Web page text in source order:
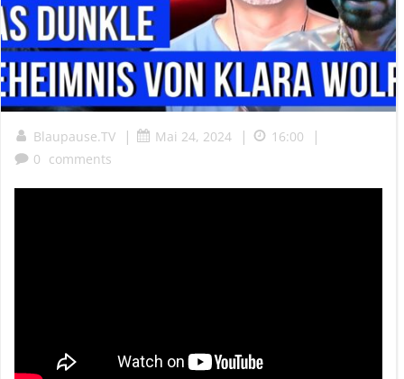
Blaupause.TV | Mai 24, 2024 | 16:00 |
0 comments